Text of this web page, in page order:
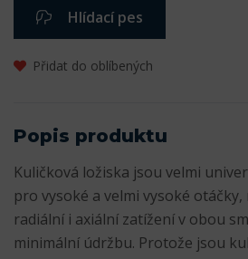
Hlídací pes
Přidat do oblíbených
Popis produktu
Kuličková ložiska jsou velmi
pro vysoké a velmi vysoké
radiální i axiální zatížení v obou
minimální údržbu. Protože jsou